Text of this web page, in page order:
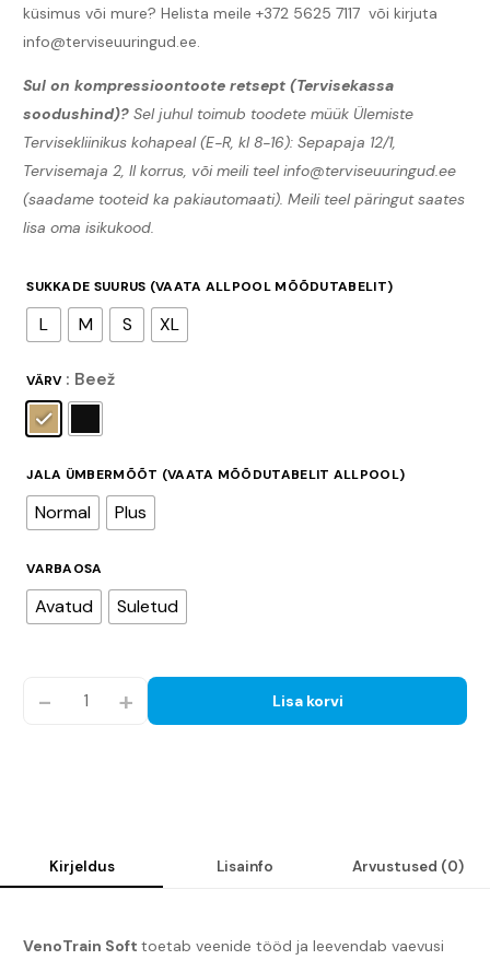
küsimus või mure? Helista meile +372 5625 7117 või kirjuta
info@terviseuuringud.ee.
Sul on kompressioontoote retsept (Tervisekassa
soodushind)?Sel juhul toimub toodete müük Ülemiste
Tervisekliinikus kohapeal (E-R, kl 8-16): Sepapaja 12/1,
Tervisemaja 2, II korrus, või meili teel info@terviseuuringud.ee
(saadame tooteid ka pakiautomaati). Meili teel päringut saates
lisa oma isikukood.
SUKKADE SUURUS (VAATA ALLPOOL MÕÕDUTABELIT)
L M S XL
VÄRV : Beež
JALA ÜMBERMÕÕT (VAATA MÕÕDUTABELIT ALLPOOL)
Normal Plus
VARBAOSA
Avatud Suletud
+
- Lisa korvi
Kirjeldus Lisainfo Arvustused (0)
VenoTrain Softtoetab veenide tööd ja leevendab vaevusi